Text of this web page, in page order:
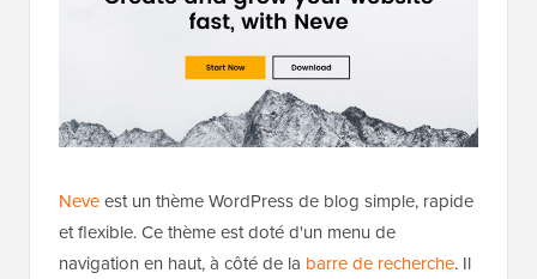
Neveest un thème WordPress de blog simple, rapide
et flexible. Ce thème est doté d'un menu de
navigation en haut, à côté de la barre de recherche. Il